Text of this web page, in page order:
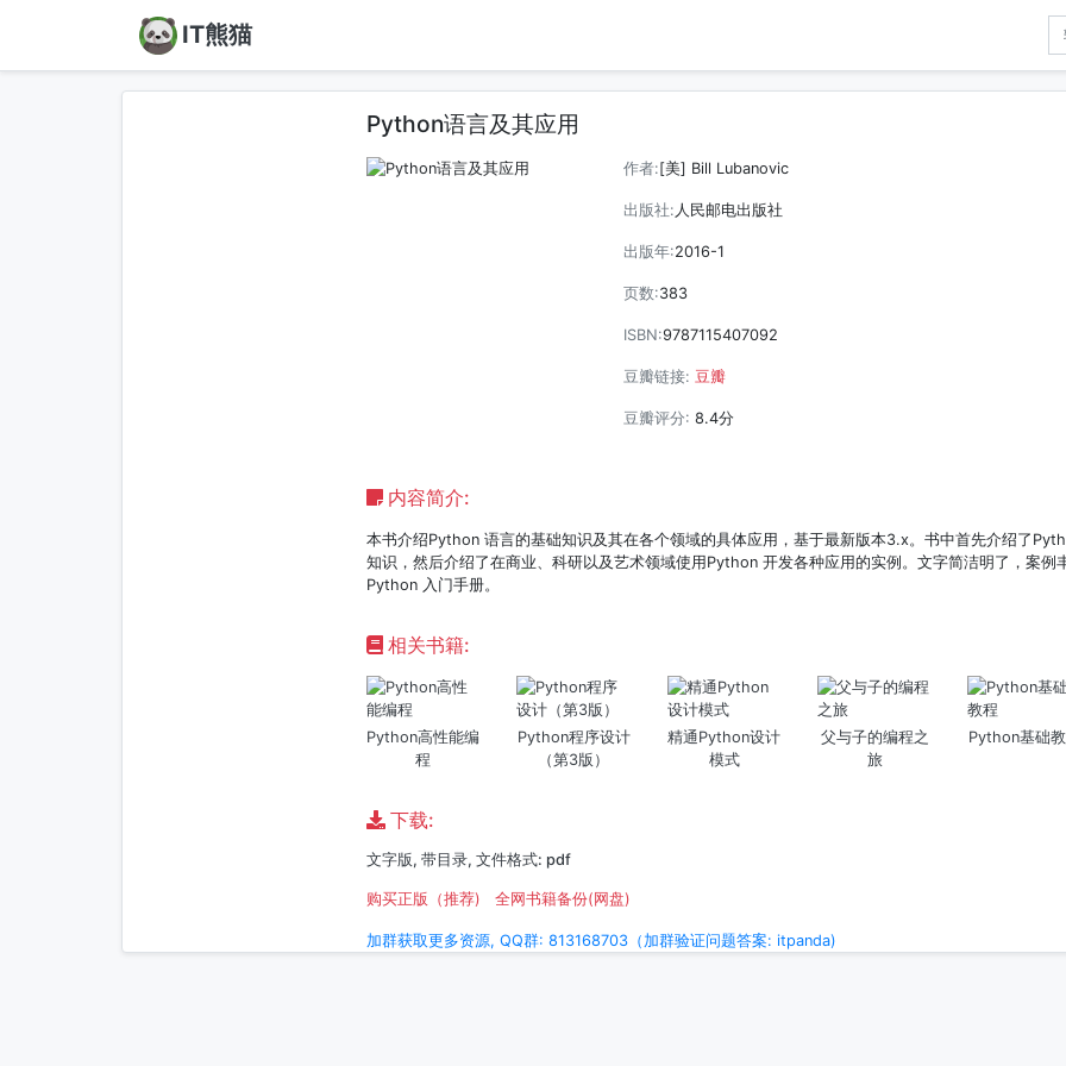
IT熊猫
Python语言及其应用
作者:[美] Bill Lubanovic
出版社: 人民邮电出版社
出版年:2016-1
页数:383
ISBN:9787115407092
豆瓣链接: 豆瓣
豆瓣评分: 8.4分
内容简介:
本书介绍Python 语言的基础知识及其在各个领域的具体应用，基于最新版本3.x。书中首先介绍了
知识，然后介绍了在商业、科研以及艺术领域使用Python 开发各种应用的实例。文字简洁明了，案例
Python 入门手册。
相关书籍:
Python高性能编
程
Python程序设计
（第3版）
精通Python设计
模式
父与子的编程之
旅
Python基础
下载:
文字版, 带目录, 文件格式: pdf
购买正版（推荐) 全网书籍备份(网盘)
加群获取更多资源, QQ群: 813168703（加群验证问题答案: itpanda)